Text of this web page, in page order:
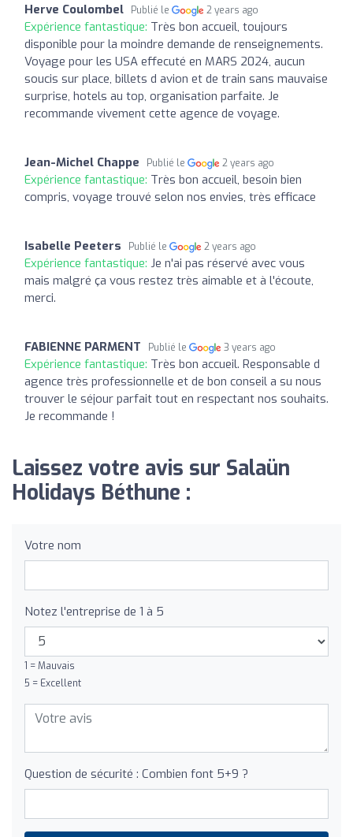
Herve Coulombel Publié le 2 years ago
Expérience fantastique: Très bon accueil, toujours
disponible pour la moindre demande de renseignements.
Voyage pour les USA effecuté en MARS 2024, aucun
soucis sur place, billets d avion et de train sans mauvaise
surprise, hotels au top, organisation parfaite. Je
recommande vivement cette agence de voyage.
Jean-Michel Chappe Publié le 2 years ago
Expérience fantastique: Très bon accueil, besoin bien
compris, voyage trouvé selon nos envies, très efficace
Isabelle Peeters Publié le 2 years ago
Expérience fantastique: Je n'ai pas réservé avec vous
mais malgré ça vous restez très aimable et à l'écoute,
merci.
FABIENNE PARMENT Publié le 3 years ago
Expérience fantastique: Très bon accueil. Responsable d
agence très professionnelle et de bon conseil a su nous
trouver le séjour parfait tout en respectant nos souhaits.
Je recommande !
Laissez votre avis sur Salaün
Holidays Béthune :
Votre nom
Notez l'entreprise de 1 à 5
1 = Mauvais
5 = Excellent
Question de sécurité : Combien font 5+9 ?